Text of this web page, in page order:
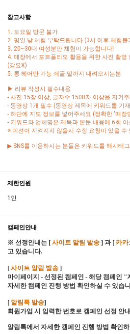
참고사항
1. 토요일 방문 불가
2. 평일 낮 체험 부탁드립니다 (3시 이후 체험불
3. 20~30대 여성분만 체험이 가능합니다!
4. 매장에서 포트폴리오 활용을 위한 사진 촬영
(강요X)
5. 롱 헤어만 가능 쇄골 밑까지 내려오시는분
▶ 리뷰 작성시 필수내용
- 사진 15장 이상, 글자수 1500자 이상을 지켜
- 동영상 1개 필수 (동영상 제목에 키워드를 기
- 하단에 지도 정보를 넣어주세요 (정확한 '매장
- 키워드와 업체명은 제목과 본문 내용에 6회
※ 미션이 지켜지지 않을시 수정 요청이 있을 수
▶ SNS를 이용하시는 분들은 키워드를 해시태
제한인원
1인
캠페인안내
※ 선정안내는 [ 사이트 알림 발송 ] 과 [ 카카
고 있습니다.
[ 사이트 알림 발송 ]
마이페이지 - 선정된 캠페인 - 해당 캠페인 "
자세한 캠페인 진행 방법 확인하실 수 있습
[ 알림톡 발송]
회원가입 시 입력한 번호로 캠페인 선정 안
알림톡에서 자세한 캠페인 진행 방법 확인